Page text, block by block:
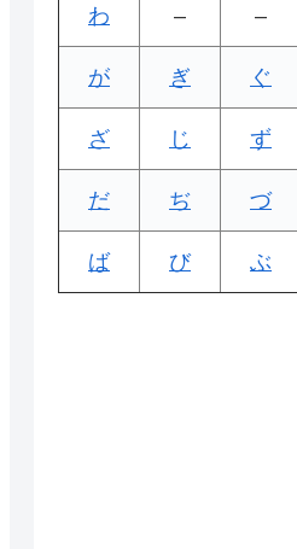
わ – –
が ぎ ぐ
ざ じ ず
だ ぢ づ
ば び ぶ